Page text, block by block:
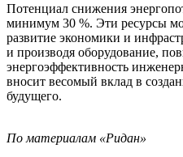
Потенциал снижения
минимум 30 %. Эти ресурсы
развитие экономики и
и производя оборудование,
энергоэффективность
вносит весомый вклад в
будущего.
По материалам «Ридан»